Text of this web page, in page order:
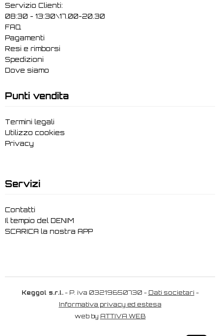
Servizio Clienti:
08:30 - 13:30\17.00-20.30
FAQ
Pagamenti
Resi e rimborsi
Spedizioni
Dove siamo
Punti vendita
Termini legali
Utilizzo cookies
Privacy
Servizi
Contatti
Il tempio del DENIM
SCARICA la nostra APP
Keggol s.r.l.- P. iva 03219650730 - Dati societari -
Informativa privacy ed estesa
web by ATTIVA WEB